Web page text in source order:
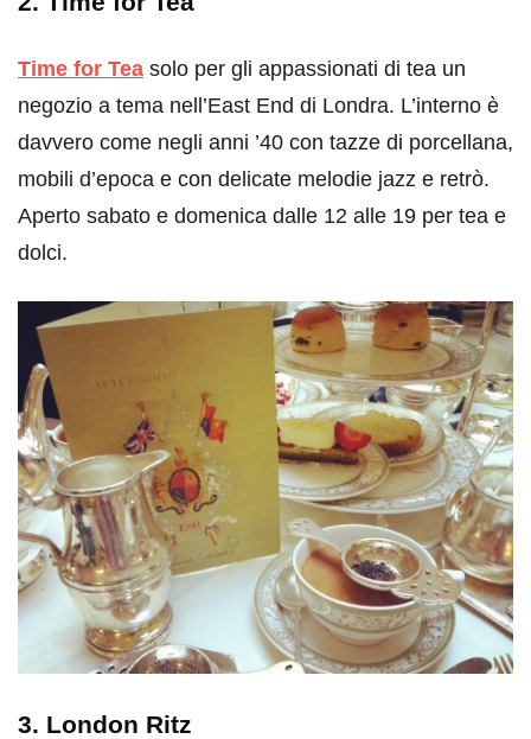
Time for Tea solo per gli appassionati di tea un
negozio a tema nell’East End di Londra. L’interno è
davvero come negli anni ’40 con tazze di porcellana,
mobili d’epoca e con delicate melodie jazz e retrò.
Aperto sabato e domenica dalle 12 alle 19 per tea e
dolci.
3. London Ritz